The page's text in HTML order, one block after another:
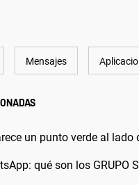
Mensajes
un punto verde al lado
qué son los GRUPO